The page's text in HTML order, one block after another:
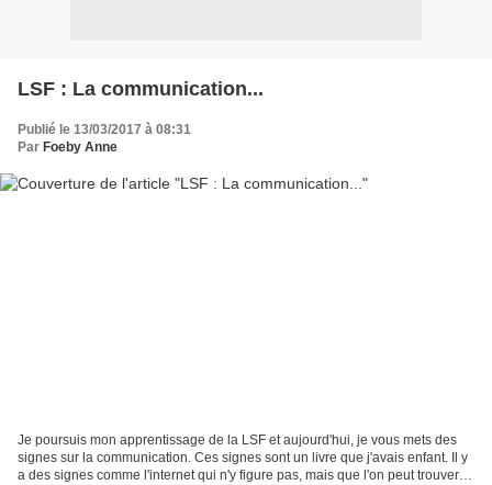
LSF : La communication...
Publié le 13/03/2017 à 08:31
Par Foeby Anne
Je poursuis mon apprentissage de la LSF et aujourd'hui, je vous mets des
signes sur la communication. Ces signes sont un livre que j'avais enfant. Il y
a des signes comme l'internet qui n'y figure pas, mais que l'on peut trouver